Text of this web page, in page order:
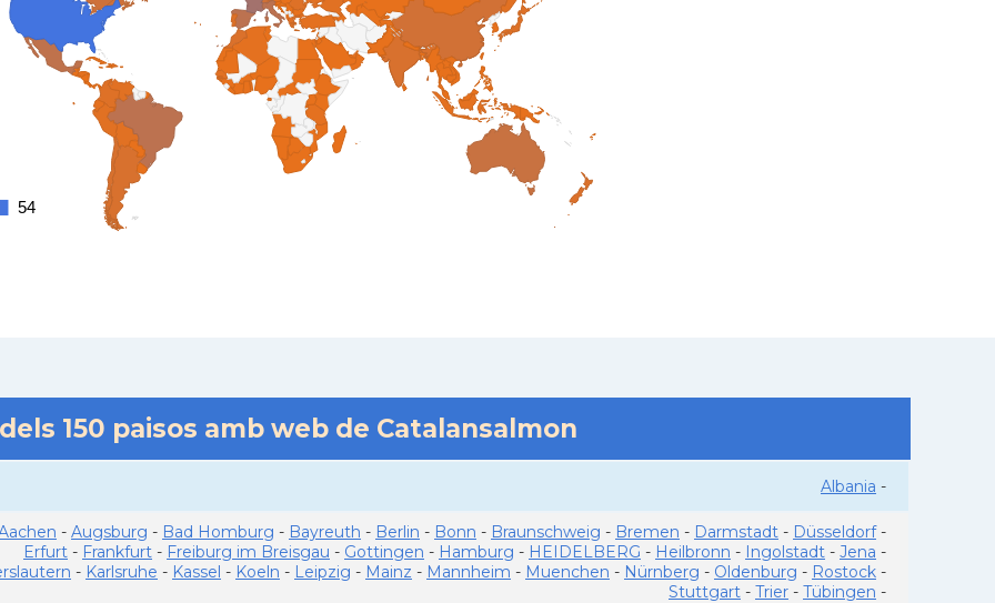
54
54
150 paisos amb web de Catalansalmon
Albania -
- Augsburg - Bad Homburg - Bayreuth - Berlin - Bonn - Braunschweig - Bremen - Darmstadt - Düsseldorf-
Erfurt - Frankfurt - Freiburg im Breisgau - Gottingen - Hamburg - HEIDELBERG - Heilbronn - Ingolstadt - Jena -
- Karlsruhe - Kassel - Koeln - Leipzig - Mainz - Mannheim - Muenchen - Nürnberg - Oldenburg - Rostock -
Stuttgart - Trier - Tübingen -